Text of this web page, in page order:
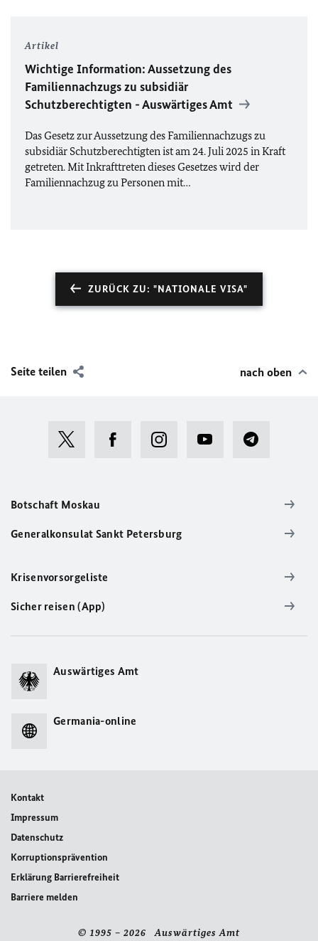
Artikel
Wichtige Information: Aussetzung des
Familiennachzugs zu subsidiär
Schutzberechtigten - Auswärtiges Amt
Das Gesetz zur Aussetzung des Familiennachzugs zu
subsidiär Schutzberechtigten ist am 24. Juli 2025 in Kraft
getreten. Mit Inkrafttreten dieses Gesetzes wird der
Familiennachzug zu Personen mit…
ZURÜCK ZU: "NATIONALE VISA"
Seite teilen nach oben
Botschaft Moskau
Generalkonsulat Sankt Petersburg
Krisenvorsorgeliste
Sicher reisen (App)
Auswärtiges Amt
Germania-online
Kontakt
Impressum
Datenschutz
Korruptionsprävention
Erklärung Barrierefreiheit
Barriere melden
© 1995 – 2026 Auswärtiges Amt